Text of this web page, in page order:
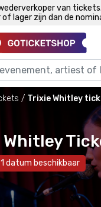
van
lager zijn dan de
Trixie Whitley
Whitley
1 datum beschikbaar